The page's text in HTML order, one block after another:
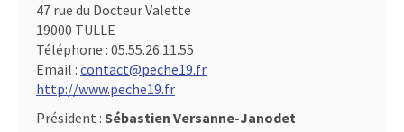
47 rue du Docteur Valette
19000 TULLE
Téléphone : 05.55.26.11.55
Email : contact@peche19.fr
http://www.peche19.fr
Président : Sébastien Versanne-Janodet